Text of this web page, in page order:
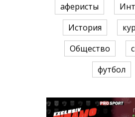
аферисты
История
Общество
футбол